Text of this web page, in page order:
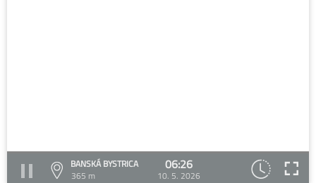
BANSKÁ BYSTRICA
365 m
06:26
10. 5. 2026